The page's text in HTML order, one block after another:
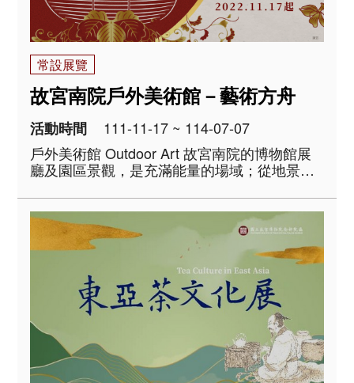
常設展覽
故宮南院戶外美術館－藝術方舟
活動時間
111-11-17 ~ 114-07-07
戶外美術館 Outdoor Art 故宮南院的博物館展
廳及園區景觀，是充滿能量的場域；從地景展
多元路徑，裝置在戶外的藝術作品，讓園區儼
然是一座戶外的美術館，連結博物館內外，創
造出自在暢遊的博物館空間。 ..